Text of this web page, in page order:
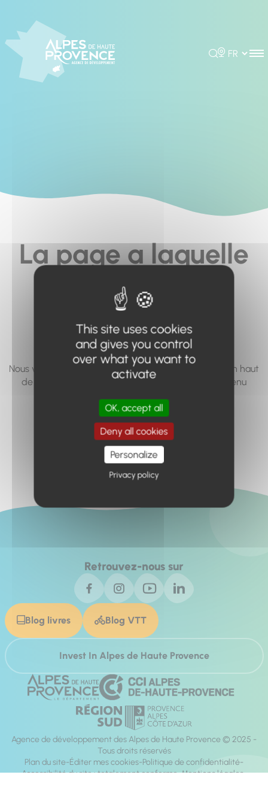
Rechercher
Choisir la
La page a laquelle
vous cherchez à
accéder n'existe
pas... ou plus.
Nous vous invitons à utiliser le moteur de recherche en haut
de page, ou à utiliser le menu pour trouver le contenu
Retour à l'accueil
Retrouvez-nous sur
Blog livres Blog VTT
Invest In Alpes de Haute Provence
Agence de développement des Alpes de Haute Provence © 2025 -
Tous droits réservés
Plan du site Éditer mes cookies Politique de confidentialité
Accessibilité du site : totalement conforme Mentions légales
This site uses cookies
and gives you control
over what you want to
activate
OK, accept all
Deny all cookies
Personalize
Privacy policy